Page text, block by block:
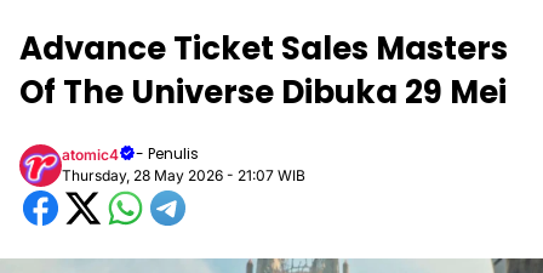
Advance Ticket Sales Masters
Of The Universe Dibuka 29 Mei
atomic4 - Penulis
Thursday, 28 May 2026 - 21:07 WIB